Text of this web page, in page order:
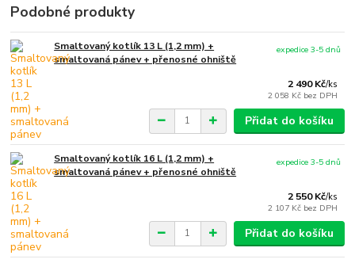
Podobné produkty
Smaltovaný kotlík 13 L (1,2 mm) +
smaltovaná pánev + přenosné ohniště
2 490 Kč/ks
2 058 Kč bez DPH
expedice 3-5 dnů
Přidat do košíku
Smaltovaný kotlík 16 L (1,2 mm) +
smaltovaná pánev + přenosné ohniště
2 550 Kč/ks
2 107 Kč bez DPH
expedice 3-5 dnů
Přidat do košíku